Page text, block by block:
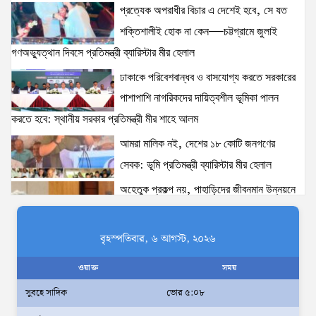
15 views |posted on August 3, 2026
৫ আগস্টের স্মরণসভা সফল করতে প্রস্তুতি সভা অনুষ্ঠিত
13 views posted on August 1, 2026
স্বরাষ্ট্রমন্ত্রীর সঙ্গে অস্ট্রেলিয়ার নাগরিকত্ব, কাস্টম ও
বহুসংস্কৃতি বিষয়ক সহকারী মন্ত্রীর সাক্ষাৎ
13 views |posted on August 3, 2026
ঢাকাকে পরিবেশবান্ধব ও বাসযোগ্য করতে সরকারের পাশাপাশি
প্রতিমন্ত্রী মীর শাহে আলম
13 views|posted on August 3, 2026
প্রত্যেক অপরাধীর বিচার এ দেশেই হবে, সে যত
শক্তিশালীই হোক না কেন—চট্টগ্রামে জুলাই
গণঅভ্যুত্থান দিবসে প্রতিমন্ত্রী ব্যারিস্টার মীর হেলাল
ঢাকাকে পরিবেশবান্ধব ও বাসযোগ্য করতে সরকারের
পাশাপাশি নাগরিকদের দায়িত্বশীল ভূমিকা পালন
করতে হবে: স্থানীয় সরকার প্রতিমন্ত্রী মীর শাহে আলম
আমরা মালিক নই, দেশের ১৮ কোটি জনগণের
সেবক: ভূমি প্রতিমন্ত্রী ব্যারিস্টার মীর হেলাল
অহেতুক প্রকল্প নয়, পাহাড়িদের জীবনমান উন্নয়নে
বাস্তবভিত্তিক কার্যকর উদ্যোগ নেয়ার আহ্বান
দক্ষিণখানে সেই নারী চিকিৎসককে খুনের মামলায়
গ্রেপ্তার তার স্বামী সোহেল রানার দুই দিনের রিমান্ড
আদালত
বৃহস্পতিবার, ৬ আগস্ট, ২০২৬
ওয়াক্ত সময়
সুবহে সাদিক
ভোর ৫:০৮